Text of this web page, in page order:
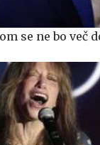
se ne bo več